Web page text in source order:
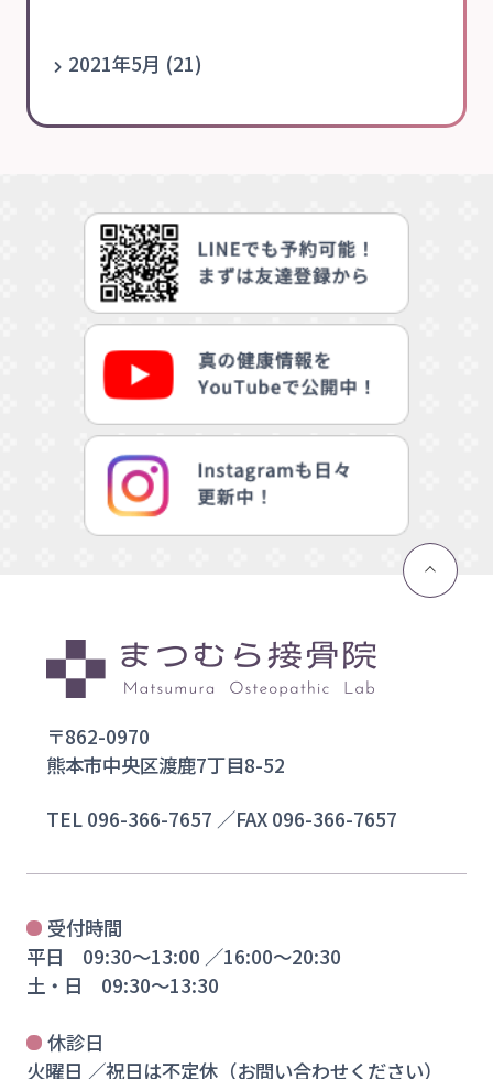
2021年5月 (21)
〒862-0970
熊本市中央区渡鹿7丁目8-52
TEL 096-366-7657 ／FAX 096-366-7657
受付時間
平日 09:30〜13:00 ／16:00〜20:30
土・日 09:30〜13:30
休診日
火曜日 ／祝日は不定休（お問い合わせください）